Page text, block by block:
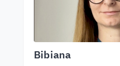
Bibiana